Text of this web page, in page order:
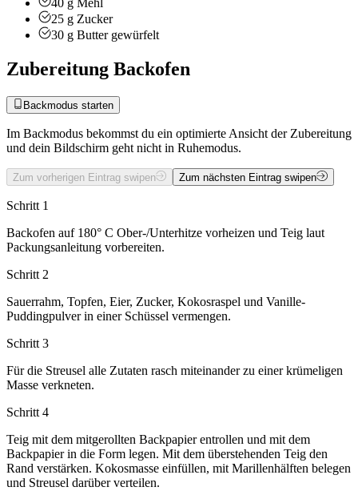
25 g Zucker
30 g Butter gewürfelt
Zubereitung Backofen
Backmodus starten
Im Backmodus bekommst du ein optimierte Ansicht der Zubereitung
und dein Bildschirm geht nicht in Ruhemodus.
Zum vorherigen Eintrag swipen Zum nächsten Eintrag swipen
Schritt 1
Backofen auf 180° C Ober-/Unterhitze vorheizen und Teig laut
Packungsanleitung vorbereiten.
Schritt 2
Sauerrahm, Topfen, Eier, Zucker, Kokosraspel und Vanille-
Puddingpulver in einer Schüssel vermengen.
Schritt 3
Für die Streusel alle Zutaten rasch miteinander zu einer krümeligen
Masse verkneten.
Schritt 4
Teig mit dem mitgerollten Backpapier entrollen und mit dem
Backpapier in die Form legen. Mit dem überstehenden Teig den
Rand verstärken. Kokosmasse einfüllen, mit Marillenhälften belegen
und Streusel darüber verteilen.